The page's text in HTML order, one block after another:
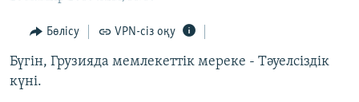
Navigation
Skip
to
ҚАҢТАР ОҚИҒАСЫ
АДАМ ҚҰҚЫҚТАРЫ
ӘЛЕУМЕТ
ӘЛЕМ
Бөлісу VPN-сіз оқу
Бүгін, Грузияда мемлекеттік мереке - Тәуелсіздік
күні.